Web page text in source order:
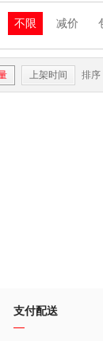
不限 减价
上架时间 排序
支付配送